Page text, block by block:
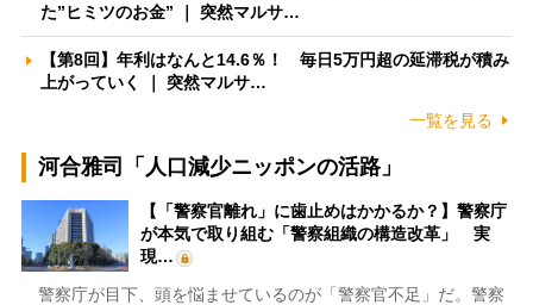
た”ヒミツのお金” ｜ 突然マルサ…
【第8回】年利はなんと14.6％！ 毎日5万円超の延滞税が積み
上がっていく ｜ 突然マルサ…
一覧を見る
河合雅司「人口減少ニッポンの活路」
【「警察官離れ」に歯止めはかかるか？】警察庁
が本気で取り組む「警察組織の構造改革」 実
現…
警察庁が目下、頭を悩ませているのが「警察官不足」だ。警察